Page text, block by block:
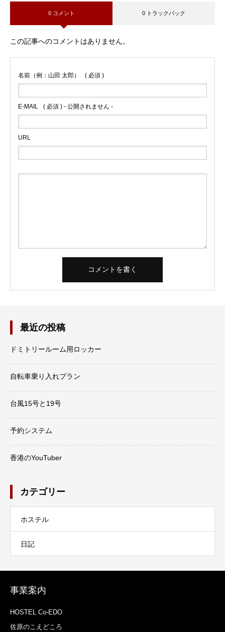
0 コメント 0 トラックバック
この記事へのコメントはありません。
名前（例：山田 太郎） ( 必須 )
E-MAIL ( 必須 ) - 公開されません -
URL
最近の投稿
ドミトリールーム用ロッカー
自転車乗り入れプラン
台風15号と19号
予約システム
香港のYouTuber
カテゴリー
ホステル
日記
事業案内
HOSTEL Co-EDO
佐原のこえどころ